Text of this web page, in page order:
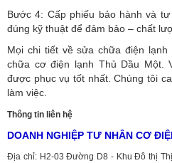
Bước 4: Cấp phiếu bảo hành và
đúng kỹ thuật để đảm bảo – chất
Mọi chi tiết về sửa chữa điện
chữa cơ điện lạnh Thủ Dầu Một.
được phục vụ tốt nhất. Chúng tôi
làm việc.
Thông tin liên hệ
DOANH NGHIỆP TƯ NHÂN CƠ
Địa chỉ: H2-03 Đường D8 - Khu Đô thị